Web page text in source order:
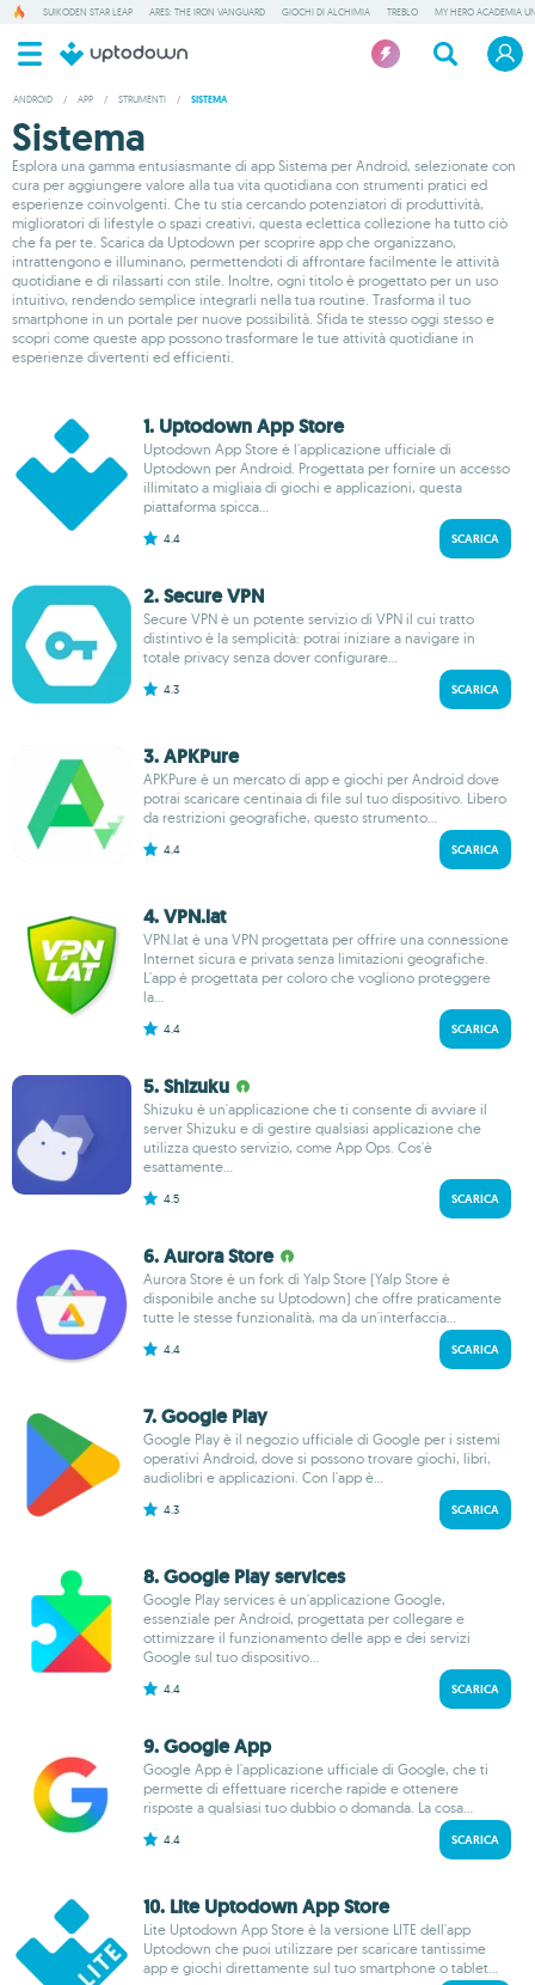
SUIKODEN STAR LEAP ARES: THE IRON VANGUARD GIOCHI DI ALCHIMIA TREBLO MY HERO ACADEMIA
ANDROID / APP / STRUMENTI / SISTEMA
Sistema
Esplora una gamma entusiasmante di app Sistema per Android, selezionate con
cura per aggiungere valore alla tua vita quotidiana con strumenti pratici ed
esperienze coinvolgenti. Che tu stia cercando potenziatori di produttività,
miglioratori di lifestyle o spazi creativi, questa eclettica collezione ha tutto ciò
che fa per te. Scarica da Uptodown per scoprire app che organizzano,
intrattengono e illuminano, permettendoti di affrontare facilmente le attività
quotidiane e di rilassarti con stile. Inoltre, ogni titolo è progettato per un uso
intuitivo, rendendo semplice integrarli nella tua routine. Trasforma il tuo
smartphone in un portale per nuove possibilità. Sfida te stesso oggi stesso e
scopri come queste app possono trasformare le tue attività quotidiane in
esperienze divertenti ed efficienti.
1. Uptodown App Store
Uptodown App Store è l'applicazione ufficiale di
Uptodown per Android. Progettata per fornire un accesso
illimitato a migliaia di giochi e applicazioni, questa
piattaforma spicca...
4.4 SCARICA
2. Secure VPN
Secure VPN è un potente servizio di VPN il cui tratto
distintivo è la semplicità: potrai iniziare a navigare in
totale privacy senza dover configurare...
4.3 SCARICA
3. APKPure
APKPure è un mercato di app e giochi per Android dove
potrai scaricare centinaia di file sul tuo dispositivo. Libero
da restrizioni geografiche, questo strumento...
4.4 SCARICA
4. VPN.lat
VPN.lat è una VPN progettata per offrire una connessione
Internet sicura e privata senza limitazioni geografiche.
L'app è progettata per coloro che vogliono proteggere
la...
4.4 SCARICA
5. Shizuku
Shizuku è un'applicazione che ti consente di avviare il
server Shizuku e di gestire qualsiasi applicazione che
utilizza questo servizio, come App Ops. Cos'è
esattamente...
4.5 SCARICA
6. Aurora Store
Aurora Store è un fork di Yalp Store (Yalp Store è
disponibile anche su Uptodown) che offre praticamente
tutte le stesse funzionalità, ma da un'interfaccia...
4.4 SCARICA
7. Google Play
Google Play è il negozio ufficiale di Google per i sistemi
operativi Android, dove si possono trovare giochi, libri,
audiolibri e applicazioni. Con l'app è...
4.3 SCARICA
8. Google Play services
Google Play services è un'applicazione Google,
essenziale per Android, progettata per collegare e
ottimizzare il funzionamento delle app e dei servizi
Google sul tuo dispositivo...
4.4 SCARICA
9. Google App
Google App è l'applicazione ufficiale di Google, che ti
permette di effettuare ricerche rapide e ottenere
risposte a qualsiasi tuo dubbio o domanda. La cosa...
4.4 SCARICA
10. Lite Uptodown App Store
Lite Uptodown App Store è la versione LITE dell'app
Uptodown che puoi utilizzare per scaricare tantissime
app e giochi direttamente sul tuo smartphone o tablet...